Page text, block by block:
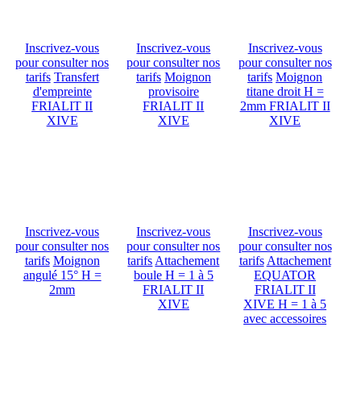
Inscrivez-vous
pour consulter nos
tarifs Transfert
d'empreinte
FRIALIT II
XIVE
Inscrivez-vous
pour consulter nos
tarifs Moignon
provisoire
FRIALIT II
XIVE
Inscrivez-vous
pour consulter nos
tarifs Moignon
titane droit H =
2mm FRIALIT II
XIVE
Inscrivez-vous
pour consulter nos
tarifs Moignon
angulé 15° H =
2mm
Inscrivez-vous
pour consulter nos
tarifs Attachement
boule H = 1 à 5
FRIALIT II
XIVE
Inscrivez-vous
pour consulter nos
tarifs Attachement
EQUATOR
FRIALIT II
XIVE H = 1 à 5
avec accessoires